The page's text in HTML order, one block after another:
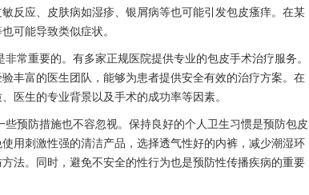
反应、皮肤病如湿疹、银屑病等也可能引发包皮瘙痒。在某
可能导致类似症状。
常重要的。有多家正规医院提供专业的包皮手术治疗服务。
丰富的医生团队，能够为患者提供安全有效的治疗方案。在
医生的专业背景以及手术的成功率等因素。
些预防措施也不容忽视。保持良好的个人卫生习惯是预防包皮
用刺激性强的清洁产品，选择透气性好的内裤，减少潮湿环
法。同时，避免不安全的性行为也是预防性传播疾病的重要